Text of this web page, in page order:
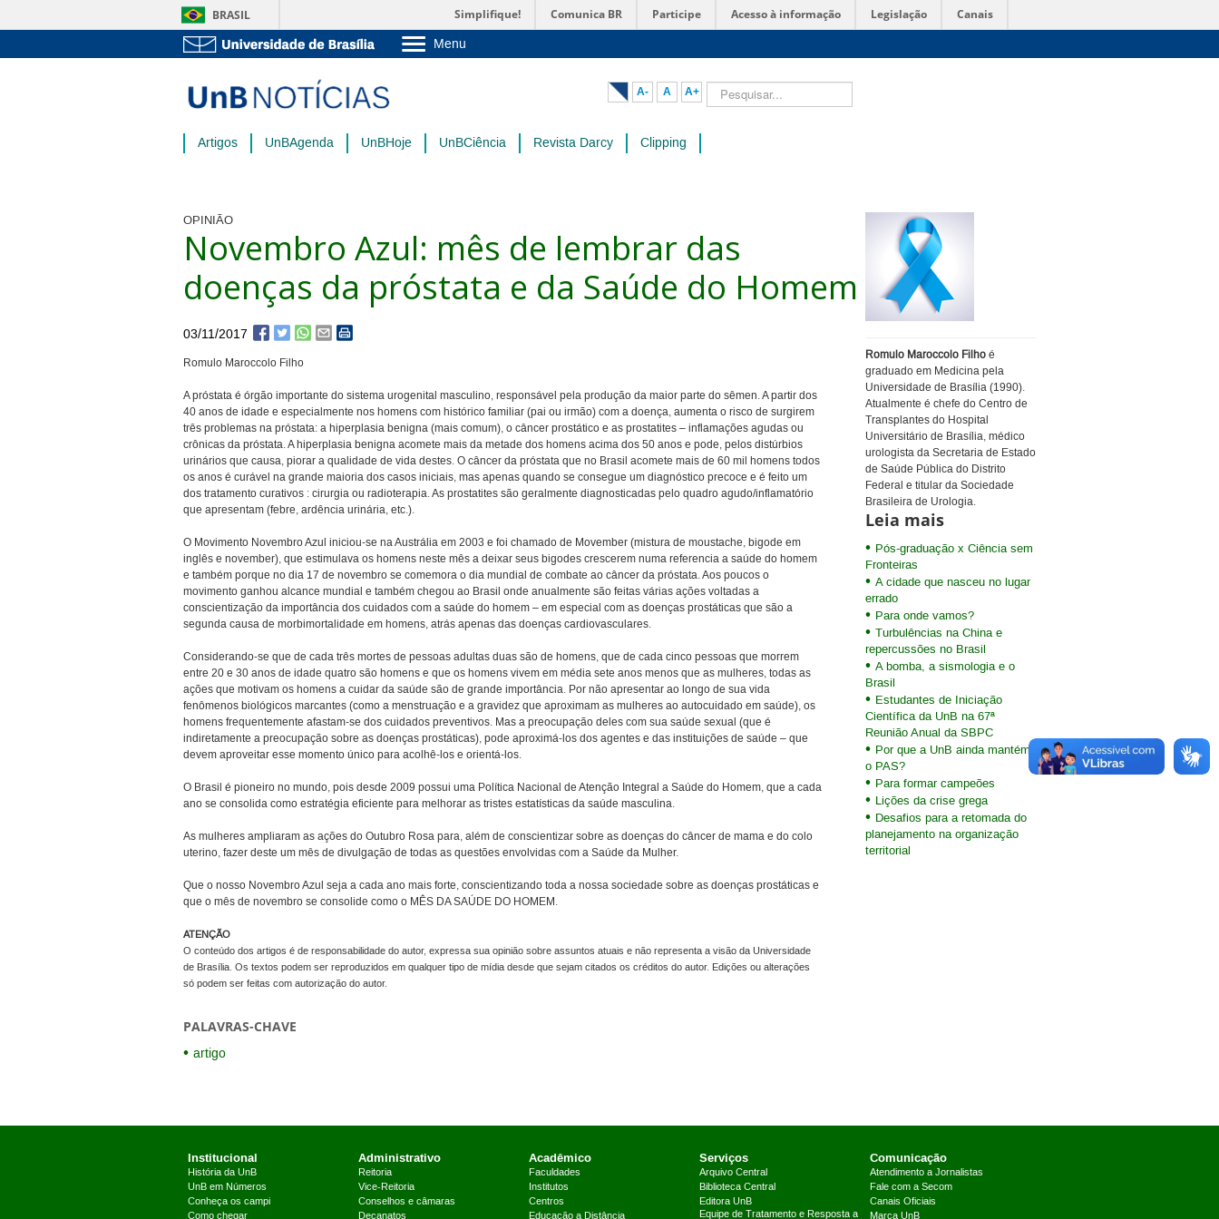
BRASIL Simplifique! Comunica BR Participe Acesso à informação Legislação Canais
Menu
Pós-Graduação
Administração
A- A A+ Pesquisar...
Artigos UnBAgenda UnBHoje UnBCiência Revista Darcy Clipping
OPINIÃO
Romulo Maroccolo Filho é
graduado em Medicina pela
Universidade de Brasília (1990).
Atualmente é chefe do Centro de
Transplantes do Hospital
Universitário de Brasília, médico
urologista da Secretaria de Estado
de Saúde Pública do Distrito
Federal e titular da Sociedade
Brasileira de Urologia.
Novembro Azul: mês de lembrar das
doenças da próstata e da Saúde do Homem
03/11/2017
Romulo Maroccolo Filho
A próstata é órgão importante do sistema urogenital masculino, responsável pela produção da maior parte do sêmen. A partir dos
40 anos de idade e especialmente nos homens com histórico familiar (pai ou irmão) com a doença, aumenta o risco de surgirem
três problemas na próstata: a hiperplasia benigna (mais comum), o câncer prostático e as prostatites – inflamações agudas ou
crônicas da próstata. A hiperplasia benigna acomete mais da metade dos homens acima dos 50 anos e pode, pelos distúrbios
urinários que causa, piorar a qualidade de vida destes. O câncer da próstata que no Brasil acomete mais de 60 mil homens todos
os anos é curável na grande maioria dos casos iniciais, mas apenas quando se consegue um diagnóstico precoce e é feito um
dos tratamento curativos : cirurgia ou radioterapia. As prostatites são geralmente diagnosticadas pelo quadro agudo/inflamatório
que apresentam (febre, ardência urinária, etc.).
O Movimento Novembro Azul iniciou-se na Austrália em 2003 e foi chamado de Movember (mistura de moustache, bigode em
inglês e november), que estimulava os homens neste mês a deixar seus bigodes crescerem numa referencia a saúde do homem
e também porque no dia 17 de novembro se comemora o dia mundial de combate ao câncer da próstata. Aos poucos o
movimento ganhou alcance mundial e também chegou ao Brasil onde anualmente são feitas várias ações voltadas a
conscientização da importância dos cuidados com a saúde do homem – em especial com as doenças prostáticas que são a
segunda causa de morbimortalidade em homens, atrás apenas das doenças cardiovasculares.
Considerando-se que de cada três mortes de pessoas adultas duas são de homens, que de cada cinco pessoas que morrem
entre 20 e 30 anos de idade quatro são homens e que os homens vivem em média sete anos menos que as mulheres, todas as
ações que motivam os homens a cuidar da saúde são de grande importância. Por não apresentar ao longo de sua vida
fenômenos biológicos marcantes (como a menstruação e a gravidez que aproximam as mulheres ao autocuidado em saúde), os
homens frequentemente afastam-se dos cuidados preventivos. Mas a preocupação deles com sua saúde sexual (que é
indiretamente a preocupação sobre as doenças prostáticas), pode aproximá-los dos agentes e das instituições de saúde – que
devem aproveitar esse momento único para acolhê-los e orientá-los.
O Brasil é pioneiro no mundo, pois desde 2009 possui uma Política Nacional de Atenção Integral a Saúde do Homem, que a cada
ano se consolida como estratégia eficiente para melhorar as tristes estatísticas da saúde masculina.
As mulheres ampliaram as ações do Outubro Rosa para, além de conscientizar sobre as doenças do câncer de mama e do colo
uterino, fazer deste um mês de divulgação de todas as questões envolvidas com a Saúde da Mulher.
Que o nosso Novembro Azul seja a cada ano mais forte, conscientizando toda a nossa sociedade sobre as doenças prostáticas e
que o mês de novembro se consolide como o MÊS DA SAÚDE DO HOMEM.
ATENÇÃO
O conteúdo dos artigos é de responsabilidade do autor, expressa sua opinião sobre assuntos atuais e não representa a visão da Universidade
de Brasília. Os textos podem ser reproduzidos em qualquer tipo de mídia desde que sejam citados os créditos do autor. Edições ou alterações
só podem ser feitas com autorização do autor.
PALAVRAS-CHAVE
artigo
Leia mais
Pós-graduação x Ciência sem
Fronteiras
A cidade que nasceu no lugar
errado
Para onde vamos?
Turbulências na China e
repercussões no Brasil
A bomba, a sismologia e o
Brasil
Estudantes de Iniciação
Científica da UnB na 67ª
Reunião Anual da SBPC
Por que a UnB ainda mantém
o PAS?
Para formar campeões
Lições da crise grega
Desafios para a retomada do
planejamento na organização
territorial
Institucional
História da UnB
UnB em Números
Conheça os campi
Como chegar
Administrativo
Reitoria
Vice-Reitoria
Conselhos e câmaras
Decanatos
Acadêmico
Faculdades
Institutos
Centros
Educação a Distância
Serviços
Arquivo Central
Biblioteca Central
Editora UnB
Equipe de Tratamento e Resposta a
Comunicação
Atendimento a Jornalistas
Fale com a Secom
Canais Oficiais
Marca UnB